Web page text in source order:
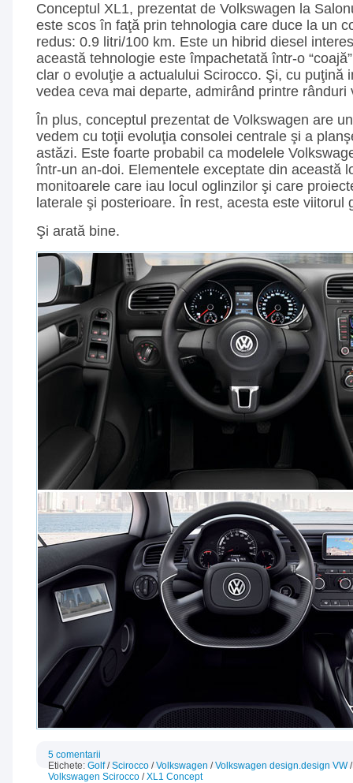
Conceptul XL1, prezentat de Volkswagen la
este scos în faţă prin tehnologia care duce la un
redus: 0.9 litri/100 km. Este un hibrid diesel
această tehnologie este împachetată într-o
clar o evoluţie a actualului Scirocco. Şi, cu puţină
vedea ceva mai departe, admirând printre rânduri
În plus, conceptul prezentat de Volkswagen are
vedem cu toţii evoluţia consolei centrale şi a
astăzi. Este foarte probabil ca modelele
într-un an-doi. Elementele exceptate din această
monitoarele care iau locul oglinzilor şi care
laterale şi posterioare. În rest, acesta este viitorul
Şi arată bine.
5 comentarii
Etichete: Golf/Scirocco /Volkswagen /Volkswagen design.design VW
Volkswagen Scirocco /XL1 Concept